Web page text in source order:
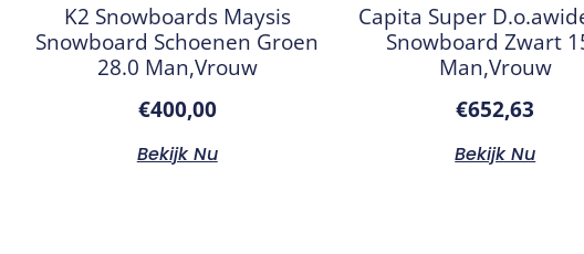
K2 Snowboards Maysis
Snowboard Schoenen Groen
28.0 Man,Vrouw
€400,00
Bekijk Nu
Capita Super
Snowboard Zwart
Man,Vrouw
€652,63
Bekijk Nu